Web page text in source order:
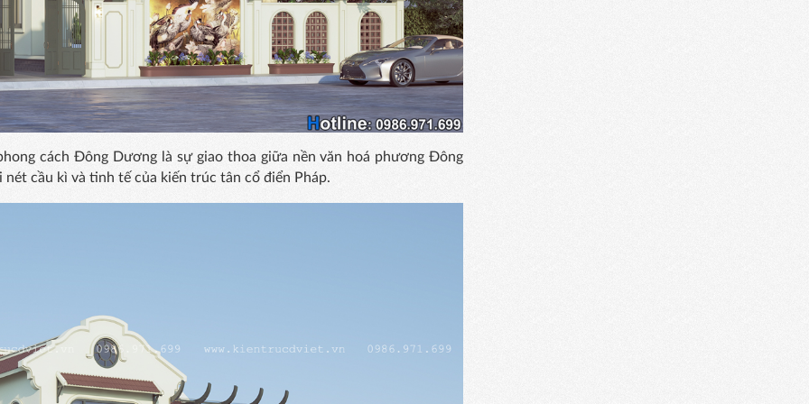
cách Đông Dương là sự giao thoa giữa nền văn hoá phương Đông
cầu kì và tinh tế của kiến trúc tân cổ điển Pháp.